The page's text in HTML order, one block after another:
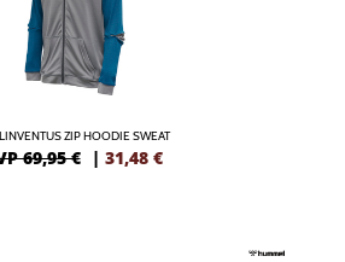
ZIP HOODIE SWEAT
69,95 € | 31,48 €